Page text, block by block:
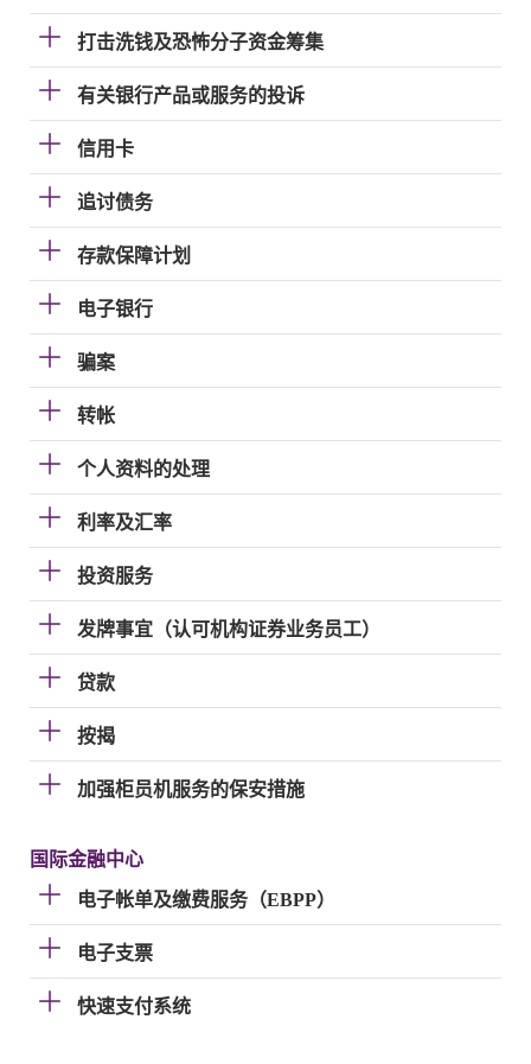
打击洗钱及恐怖分子资金筹集
有关银行产品或服务的投诉
信用卡
追讨债务
存款保障计划
电子银行
骗案
转帐
个人资料的处理
利率及汇率
投资服务
发牌事宜（认可机构证券业务员工）
贷款
按揭
加强柜员机服务的保安措施
国际金融中心
电子帐单及缴费服务（EBPP）
电子支票
快速支付系统